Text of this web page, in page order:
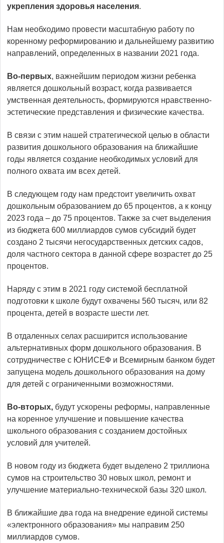
укрепления здоровья населения.
Нам необходимо провести масштабную работу по
коренному реформированию и дальнейшему развитию
направлений, определенных в названии 2021 года.
Во-первых, важнейшим периодом жизни ребенка
является дошкольный возраст, когда развивается
умственная деятельность, формируются нравственно-
эстетические представления и физические качества.
В связи с этим нашей стратегической целью в области
развития дошкольного образования на ближайшие
годы является создание необходимых условий для
полного охвата им всех детей.
В следующем году нам предстоит увеличить охват
дошкольным образованием до 65 процентов, а к концу
2023 года – до 75 процентов. Также за счет выделения
из бюджета 600 миллиардов сумов субсидий будет
создано 2 тысячи негосударственных детских садов,
доля частного сектора в данной сфере возрастет до 25
процентов.
Наряду с этим в 2021 году системой бесплатной
подготовки к школе будут охвачены 560 тысяч, или 82
процента, детей в возрасте шести лет.
В отдаленных селах расширится использование
альтернативных форм дошкольного образования. В
сотрудничестве с ЮНИСЕФ и Всемирным банком будет
запущена модель дошкольного образования на дому
для детей с ограниченными возможностями.
Во-вторых, будут ускорены реформы, направленные
на коренное улучшение и повышение качества
школьного образования с созданием достойных
условий для учителей.
В новом году из бюджета будет выделено 2 триллиона
сумов на строительство 30 новых школ, ремонт и
улучшение материально-технической базы 320 школ.
В ближайшие два года на внедрение единой системы
«электронного образования» мы направим 250
миллиардов сумов.